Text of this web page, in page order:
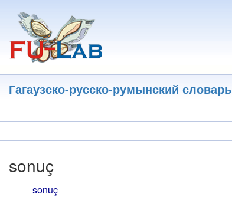
основному
содержанию
Гагаузско-русско-румынский словарь
sonuç
sonuç